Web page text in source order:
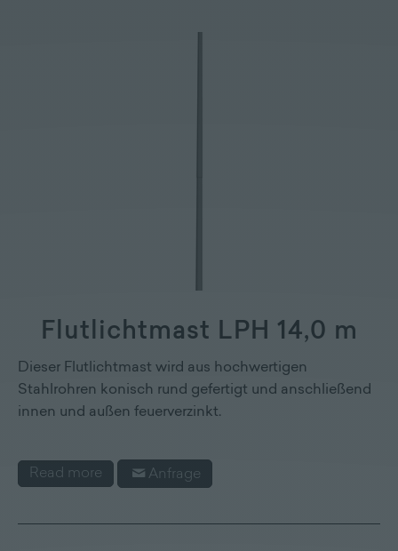
Flutlichtmast LPH 14,0 m
Dieser Flutlichtmast wird aus hochwertigen
Stahlrohren konisch rund gefertigt und anschließend
innen und außen feuerverzinkt.
Read more Anfrage